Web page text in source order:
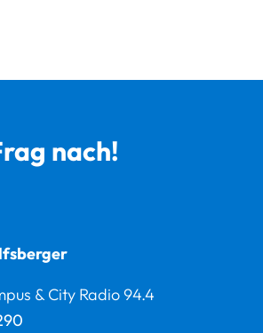
nach!
& City Radio 94.4